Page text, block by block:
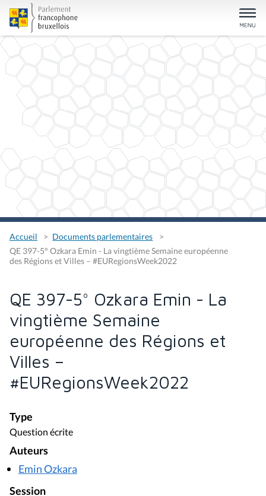
Accueil
Documents parlementaires
QE 397-5° Ozkara Emin - La vingtième Semaine européenne
des Régions et Villes – #EURegionsWeek2022
QE 397-5° Ozkara Emin - La
vingtième Semaine
européenne des Régions et
Villes –
#EURegionsWeek2022
Type
Question écrite
Auteurs
Emin Ozkara
Session